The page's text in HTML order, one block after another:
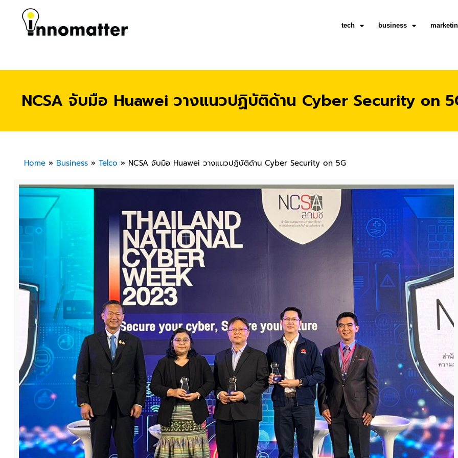
tech business
NCSA จับมือ Huawei วางแนวปฏิบัติด้าน Cyber Security on
Home» Business» Telco » NCSA จับมือ Huawei วางแนวปฏิบัติด้าน Cyber Security on 5G